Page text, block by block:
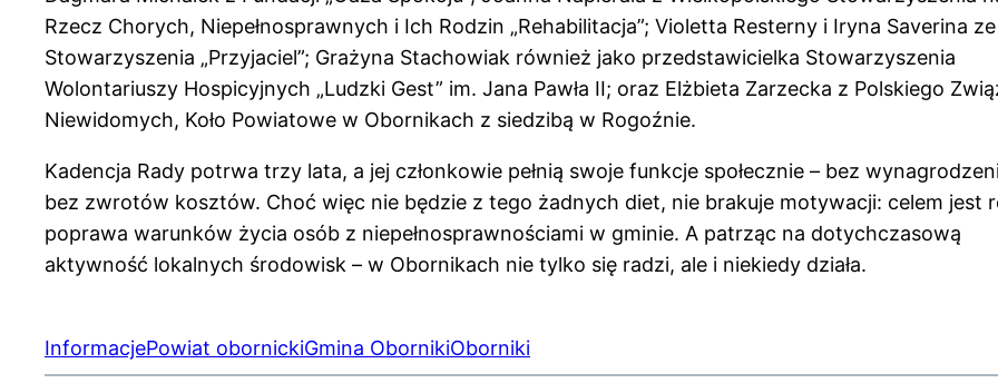
Rzecz Chorych, Niepełnosprawnych i Ich Rodzin „Rehabilitacja”; Violetta Resterny i Iryna Saverina ze
Stowarzyszenia „Przyjaciel”; Grażyna Stachowiak również jako przedstawicielka Stowarzyszenia
Wolontariuszy Hospicyjnych „Ludzki Gest” im. Jana Pawła II; oraz Elżbieta Zarzecka z Polskiego
Niewidomych, Koło Powiatowe w Obornikach z siedzibą w Rogoźnie.
Kadencja Rady potrwa trzy lata, a jej członkowie pełnią swoje funkcje społecznie – bez
bez zwrotów kosztów. Choć więc nie będzie z tego żadnych diet, nie brakuje motywacji: celem jest
poprawa warunków życia osób z niepełnosprawnościami w gminie. A patrząc na dotychczasową
aktywność lokalnych środowisk – w Obornikach nie tylko się radzi, ale i niekiedy działa.
InformacjePowiat obornickiGmina ObornikiOborniki